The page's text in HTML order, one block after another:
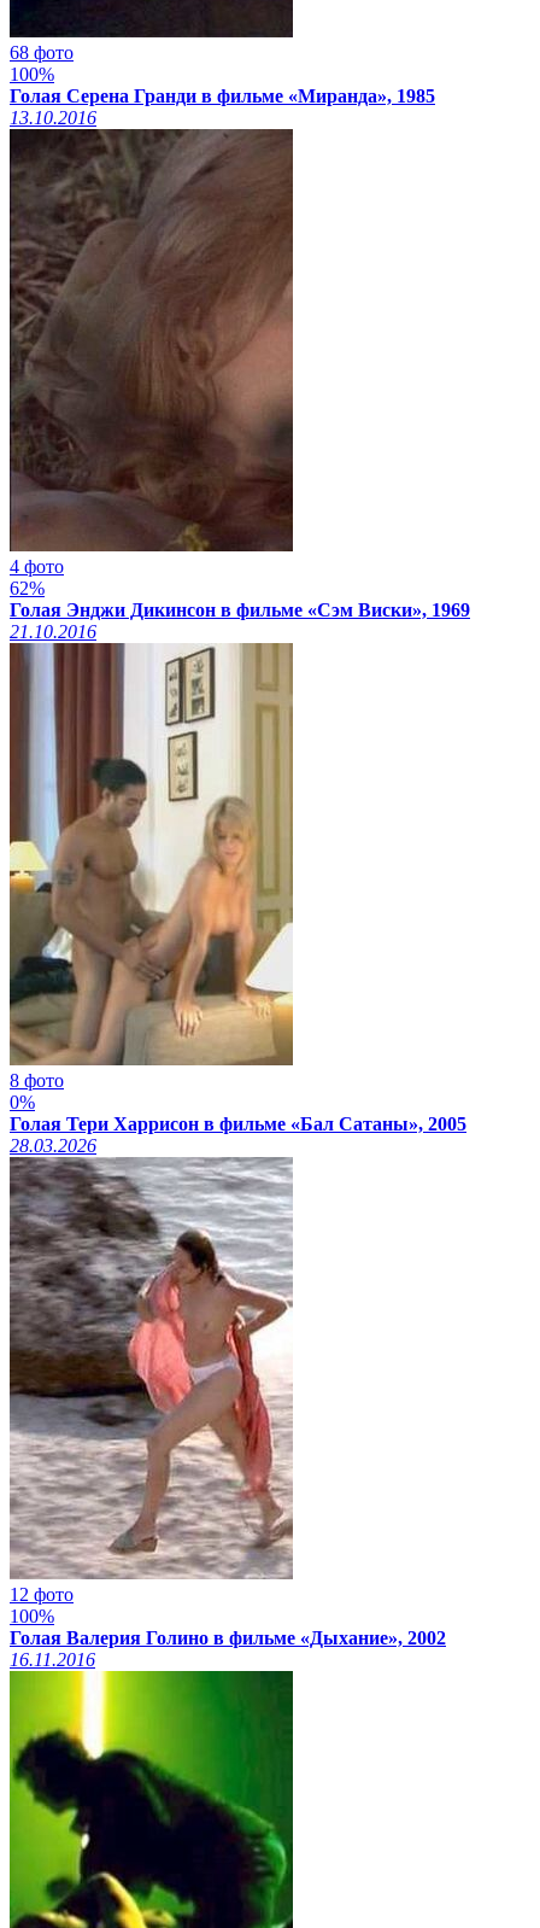
68 фото
100%
Голая Серена Гранди в фильме «Миранда», 1985
13.10.2016
4 фото
62%
Голая Энджи Дикинсон в фильме «Сэм Виски», 1969
21.10.2016
8 фото
0%
Голая Тери Харрисон в фильме «Бал Сатаны», 2005
28.03.2026
12 фото
100%
Голая Валерия Голино в фильме «Дыхание», 2002
16.11.2016